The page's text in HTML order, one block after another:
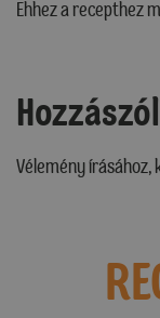
Ehhez a recepthez
Vélemény írásához,